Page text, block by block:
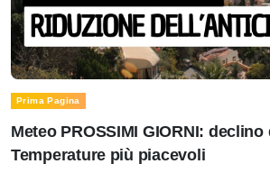
Prima Pagina
Meteo PROSSIMI GIORNI:
Temperature più piacevoli